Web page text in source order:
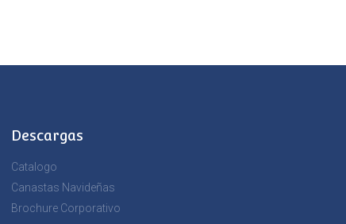
Descargas
Catalogo
Canastas Navideñas
Brochure Corporativo